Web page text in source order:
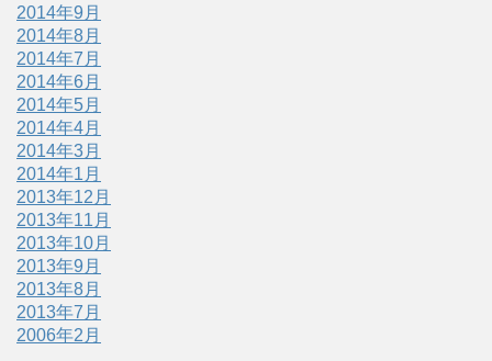
2014年9月
2014年8月
2014年7月
2014年6月
2014年5月
2014年4月
2014年3月
2014年1月
2013年12月
2013年11月
2013年10月
2013年9月
2013年8月
2013年7月
2006年2月